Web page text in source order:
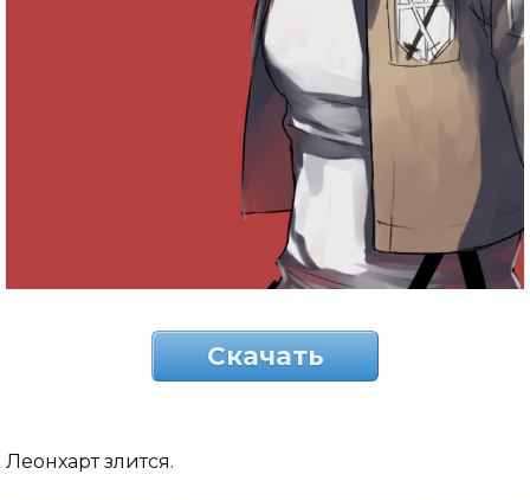
Скачать
Леонхарт злится.